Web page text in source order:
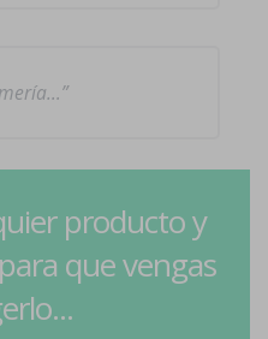
producto y
que vengas